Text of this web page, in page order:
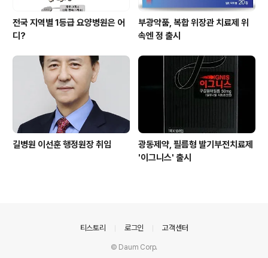
전국 지역별 1등급 요양병원은 어
디?
부광약품, 복합 위장관 치료제 위
속엔 정 출시
길병원 이선훈 행정원장 취임
광동제약, 필름형 발기부전치료제
'이그니스' 출시
티스토리 로그인 고객센터
© Daum Corp.